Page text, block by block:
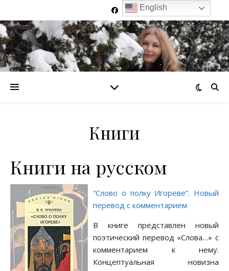
Книги
Книги на русском
“Слово о полку Игореве”. Новый
перевод с комментарием
В книге представлен новый
поэтический перевод «Слова…» с
комментарием к нему.
Концептуальная новизна
English